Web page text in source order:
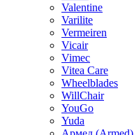
Valentine
Varilite
Vermeiren
Vicair
Vimec
Vitea Care
Wheelblades
WillChair
YouGo
Yuda